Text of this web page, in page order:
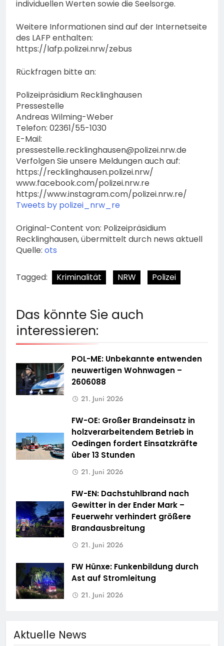
individuellen Werten sowie die Seelsorge.
Weitere Informationen sind auf der Internetseite
des LAFP enthalten:
https://lafp.polizei.nrw/zebus
Rückfragen bitte an:
Polizeipräsidium Recklinghausen
Pressestelle
Andreas Wilming-Weber
Telefon: 02361/55-1030
E-Mail:
pressestelle.recklinghausen@polizei.nrw.de
Verfolgen Sie unsere Meldungen auch auf:
https://recklinghausen.polizei.nrw/
www.facebook.com/polizei.nrw.re
https://www.instagram.com/polizei.nrw.re/
Tweets by polizei_nrw_re
Original-Content von: Polizeipräsidium
Recklinghausen, übermittelt durch news aktuell
Quelle: ots
Tagged: Kriminalität NRW Polizei
Das könnte Sie auch
interessieren:
POL-ME: Unbekannte entwenden
neuwertigen Wohnwagen –
2606088
21. Juni 2026
FW-OE: Großer Brandeinsatz in
holzverarbeitendem Betrieb in
Oedingen fordert Einsatzkräfte
über 13 Stunden
21. Juni 2026
FW-EN: Dachstuhlbrand nach
Gewitter in der Ender Mark –
Feuerwehr verhindert größere
Brandausbreitung
21. Juni 2026
FW Hünxe: Funkenbildung durch
Ast auf Stromleitung
21. Juni 2026
Aktuelle News